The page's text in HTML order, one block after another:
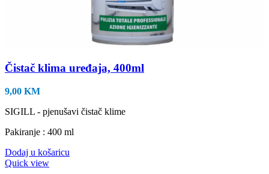
Čistač klima uređaja, 400ml
9,00 KM
SIGILL - pjenušavi čistač klime
Pakiranje : 400 ml
Dodaj u košaricu
Quick view